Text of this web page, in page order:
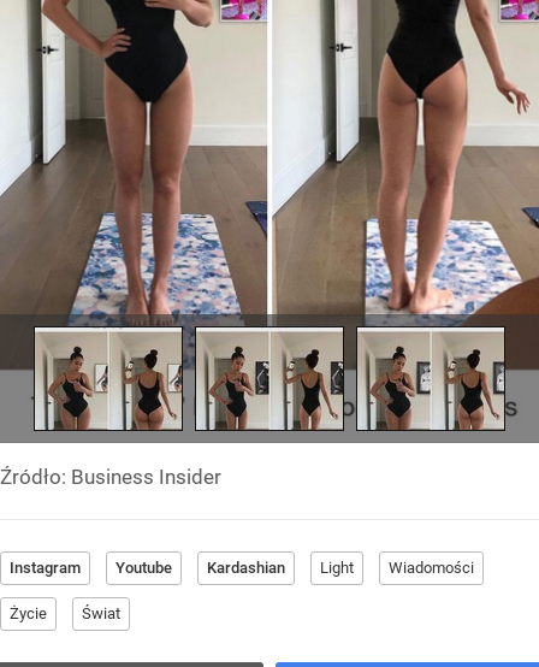
Źródło: Business Insider
Instagram Youtube Kardashian Light Wiadomości
Życie Świat